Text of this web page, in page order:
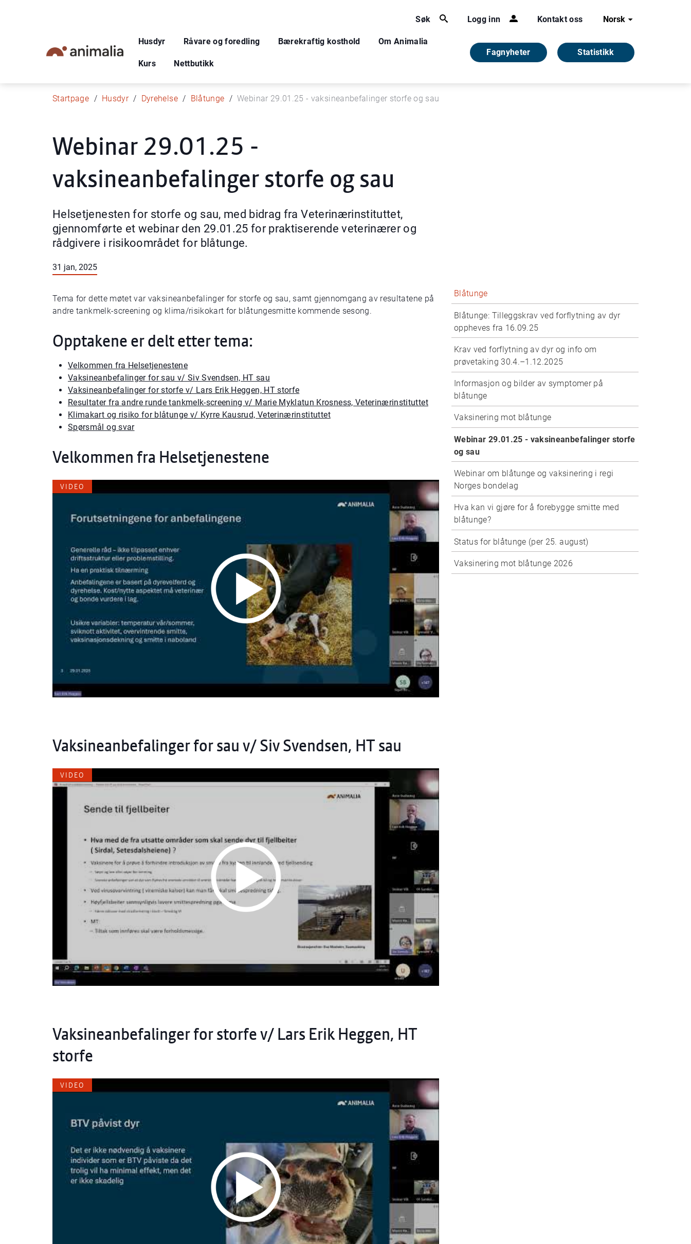
Søk Logg inn Kontakt oss Norsk
Husdyr Råvare og foredling Bærekraftig kosthold Om Animalia
Kurs Nettbutikk
Fagnyheter Statistikk
Startpage Husdyr Dyrehelse Blåtunge Webinar 29.01.25 - vaksineanbefalinger storfe og sau
Webinar 29.01.25 -
vaksineanbefalinger storfe og sau
Helsetjenesten for storfe og sau, med bidrag fra Veterinærinstituttet,
gjennomførte et webinar den 29.01.25 for praktiserende veterinærer og
rådgivere i risikoområdet for blåtunge.
31 jan, 2025
Tema for dette møtet var vaksineanbefalinger for storfe og sau, samt gjennomgang av resultatene på
andre tankmelk-screening og klima/risikokart for blåtungesmitte kommende sesong.
Opptakene er delt etter tema:
Velkommen fra Helsetjenestene
Vaksineanbefalinger for sau v/ Siv Svendsen, HT sau
Vaksineanbefalinger for storfe v/ Lars Erik Heggen, HT storfe
Resultater fra andre runde tankmelk-screening v/ Marie Myklatun Krosness, Veterinærinstituttet
Klimakart og risiko for blåtunge v/ Kyrre Kausrud, Veterinærinstituttet
Spørsmål og svar
Velkommen fra Helsetjenestene
Vaksineanbefalinger for sau v/ Siv Svendsen, HT sau
Vaksineanbefalinger for storfe v/ Lars Erik Heggen, HT
storfe
Blåtunge
Blåtunge: Tilleggskrav ved forflytning av dyr
oppheves fra 16.09.25
Krav ved forflytning av dyr og info om
prøvetaking 30.4.–1.12.2025
Informasjon og bilder av symptomer på
blåtunge
Vaksinering mot blåtunge
Webinar 29.01.25 - vaksineanbefalinger storfe
og sau
Webinar om blåtunge og vaksinering i regi
Norges bondelag
Hva kan vi gjøre for å forebygge smitte med
blåtunge?
Status for blåtunge (per 25. august)
Vaksinering mot blåtunge 2026